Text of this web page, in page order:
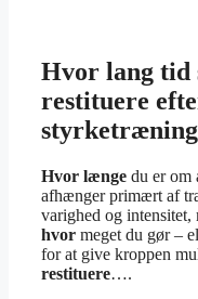
Hvor lang tid
restituere
Hvor længe du er om
afhænger primært af
varighed og intensitet,
hvor meget du gør –
for at give kroppen
restituere….